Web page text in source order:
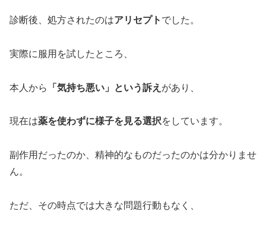
診断後、処方されたのはアリセプト でした。
実際に服用を試したところ、
本人から 「気持ち悪い」という訴え があり、
現在は薬を使わずに様子を見る選択をしています。
副作用だったのか、精神的なものだったのかは分かりませ
ん。
ただ、その時点では大きな問題行動もなく、